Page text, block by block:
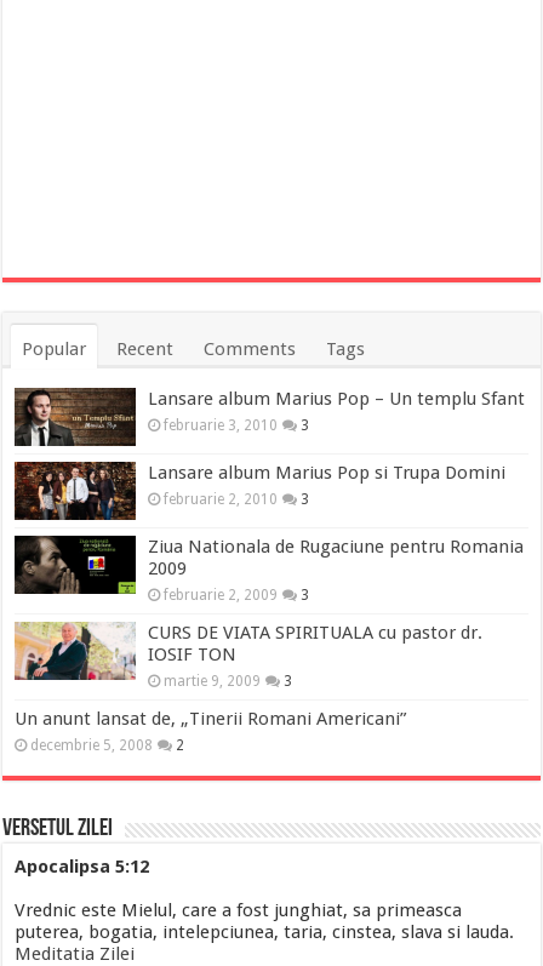
Popular Recent Comments Tags
Lansare album Marius Pop – Un templu Sfant
februarie 3, 2010 3
Lansare album Marius Pop si Trupa Domini
februarie 2, 2010 3
Ziua Nationala de Rugaciune pentru Romania
2009
februarie 2, 2009 3
CURS DE VIATA SPIRITUALA cu pastor dr.
IOSIF TON
martie 9, 2009 3
Un anunt lansat de, „Tinerii Romani Americani”
decembrie 5, 2008 2
Versetul Zilei
Apocalipsa 5:12
Vrednic este Mielul, care a fost junghiat, sa primeasca
puterea, bogatia, intelepciunea, taria, cinstea, slava si lauda.
Meditatia Zilei